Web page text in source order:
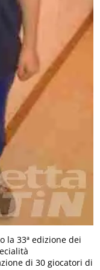
la 33ª edizione dei
di 30 giocatori di